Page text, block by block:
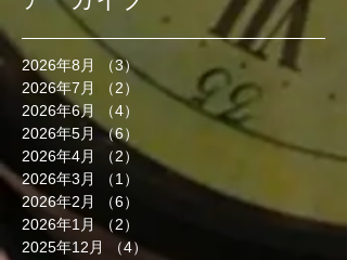
2026年8月 （3）
2026年7月
（2）
2件の記事
2026年6月
（4）
4件の記事
2026年5月 （6）
2026年4月
（2）2件の記事
2026年3月
（1）
1件の記事
2026年2月
（6）
2026年1月
（2）
2025年12月
（4）